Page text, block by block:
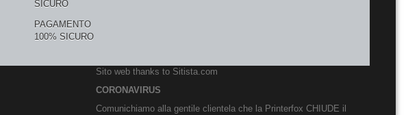
PAGAMENTO
100% SICURO
Sito web thanks to Sitista.com
CORONAVIRUS
Comunichiamo alla gentile clientela che la Printerfox CHIUDE il